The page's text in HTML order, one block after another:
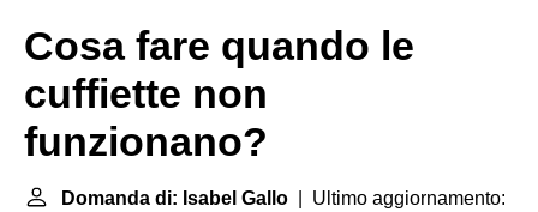
Cosa fare quando le
cuffiette non
funzionano?
Domanda di: Isabel Gallo | Ultimo aggiornamento: